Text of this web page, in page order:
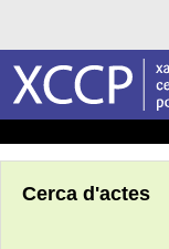
Cerca d'actes